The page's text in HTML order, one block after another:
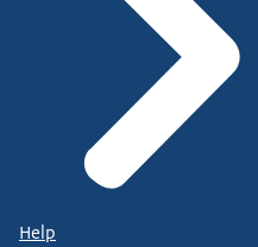
Help